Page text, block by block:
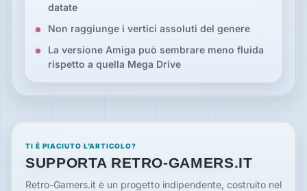
datate
Non raggiunge i vertici assoluti del genere
La versione Amiga può sembrare meno fluida
rispetto a quella Mega Drive
TI È PIACIUTO L’ARTICOLO?
SUPPORTA RETRO-GAMERS.IT
Retro-Gamers.it è un progetto indipendente, costruito nel